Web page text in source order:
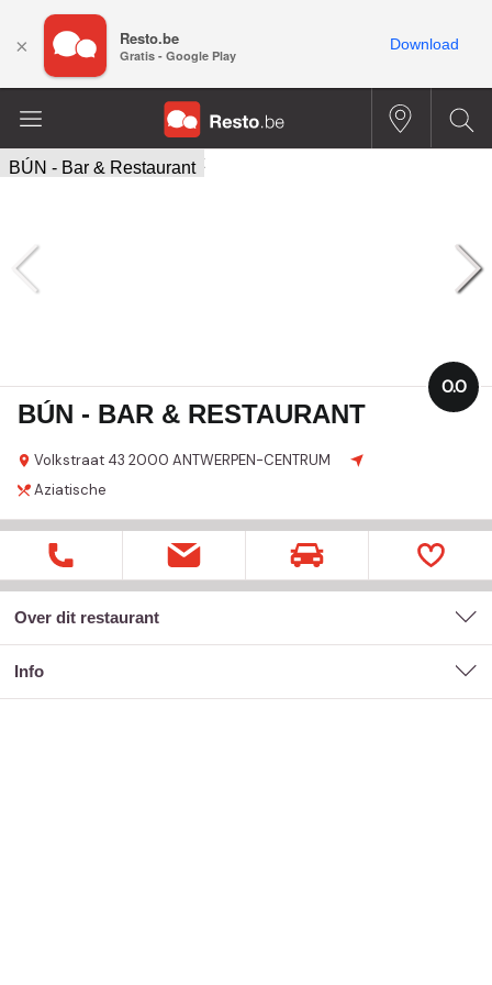
BÚN - BAR & RESTAURANT
Volkstraat 43 2000 ANTWERPEN-CENTRUM
0.0
Aziatische
Over dit restaurant
Info
× Resto.be
Gratis - Google Play
Download